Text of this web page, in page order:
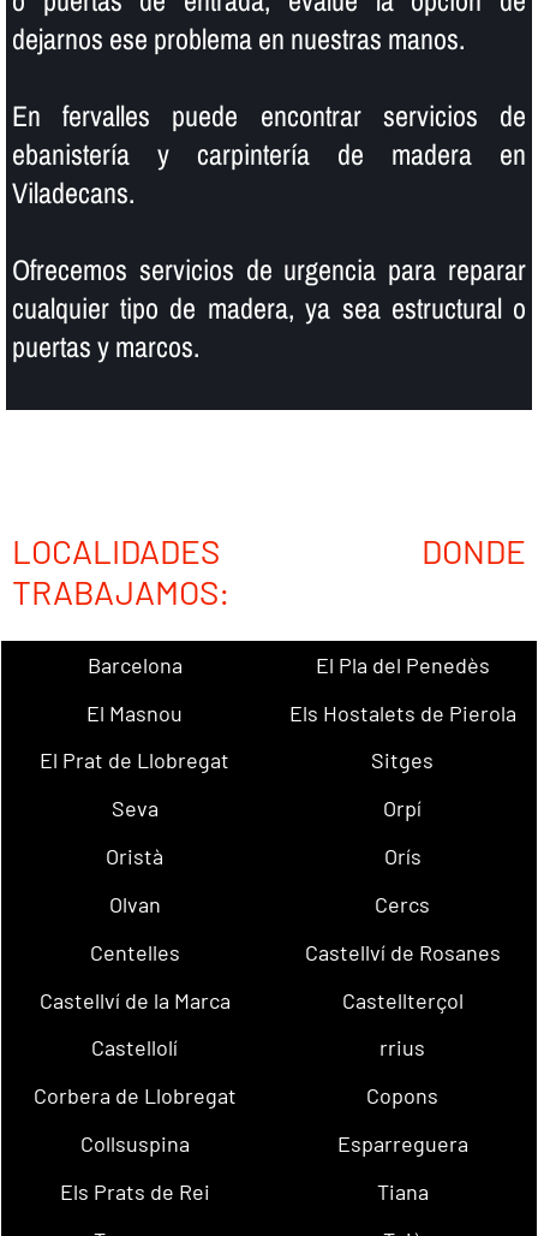
dejarnos ese problema en nuestras manos.
En fervalles puede encontrar servicios de
ebanisterí­a y carpinterí­a de madera en
Viladecans.
Ofrecemos servicios de urgencia para reparar
cualquier tipo de madera, ya sea estructural o
puertas y marcos.
LOCALIDADES DONDE
TRABAJAMOS:
Barcelona
El Pla del Penedès
El Masnou
Els Hostalets de Pierola
El Prat de Llobregat
Sitges
Seva
Orpí
Oristà
Orís
Olvan
Cercs
Centelles
Castellví de Rosanes
Castellví de la Marca
Castellterçol
Castellolí
rrius
Corbera de Llobregat
Copons
Collsuspina
Esparreguera
Els Prats de Rei
Tiana